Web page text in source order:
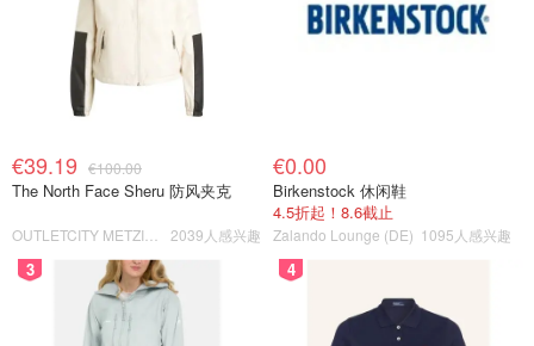
€39.19 €100.00
The North Face Sheru 防风夹克
2039人感兴趣
€0.00
Birkenstock 休闲鞋
4.5折起！8.6截止
Zalando Lounge (DE) 1095人感兴趣
3 4